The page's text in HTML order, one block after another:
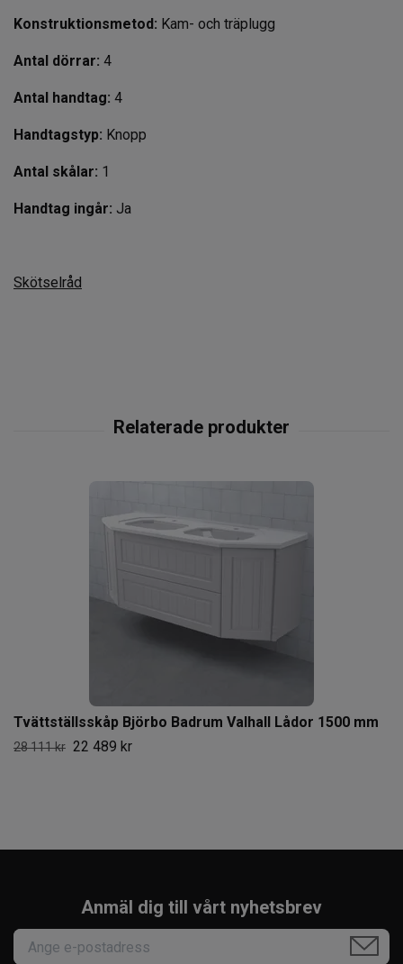
Konstruktionsmetod: Kam- och träplugg
Antal dörrar: 4
Antal handtag: 4
Handtagstyp: Knopp
Antal skålar: 1
Handtag ingår: Ja
Skötselråd
Tvättställsskåp Björbo Badrum Valhall Lådor 1500 mm
28 111 kr 22 489 kr
Anmäl dig till vårt nyhetsbrev